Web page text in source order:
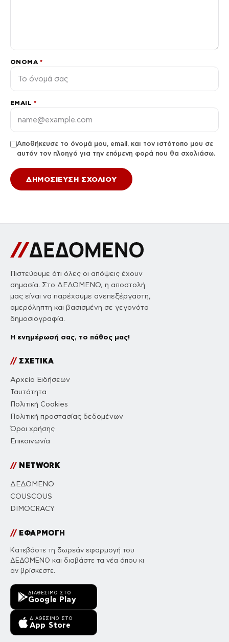
ΌΝΟΜΑ *
EMAIL *
Αποθήκευσε το όνομά μου, email, και τον ιστότοπο μου σε
αυτόν τον πλοηγό για την επόμενη φορά που θα σχολιάσω.
Πιστεύουμε ότι όλες οι απόψεις έχουν
σημασία. Στο ΔΕΔΟΜΕΝΟ, η αποστολή
μας είναι να παρέχουμε ανεπεξέργαστη,
αμερόληπτη και βασισμένη σε γεγονότα
δημοσιογραφία.
Η ενημέρωσή σας, το πάθος μας!
//ΣΧΕΤΙΚΑ
Αρχείο Ειδήσεων
Ταυτότητα
Πολιτική Cookies
Πολιτική προστασίας δεδομένων
Όροι χρήσης
Επικοινωνία
//NETWORK
ΔΕΔΟΜΕΝΟ
COUSCOUS
DIMOCRACY
//ΕΦΑΡΜΟΓΗ
Κατεβάστε τη δωρεάν εφαρμογή του
ΔΕΔΟΜΕΝΟ και διαβάστε τα νέα όπου κι
αν βρίσκεστε.
ΔΙΑΘΈΣΙΜΟ ΣΤΟ
Google Play
ΔΙΑΘΈΣΙΜΟ ΣΤΟ
App Store